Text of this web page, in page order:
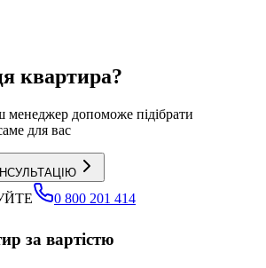
квартира?
менеджер допоможе підібрати
для вас
0 800 201 414
за вартістю